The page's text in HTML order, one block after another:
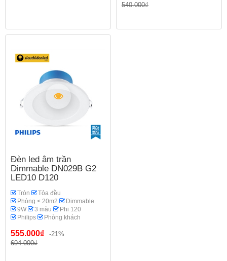
540.000₫
Đèn led âm trần
Dimmable DN029B G2
LED10 D120
Tròn
Tỏa đều
Phòng < 20m2
Dimmable
9W
3 màu
Phi 120
Philips
Phòng khách
555.000₫
-21%
694.000₫